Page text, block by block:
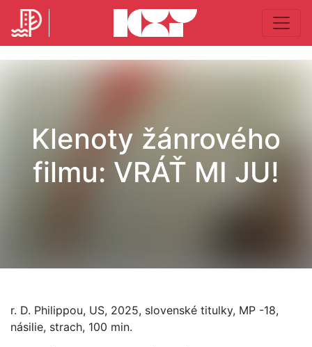
Klenoty žánrového
filmu: VRÁŤ MI JU!
r. D. Philippou, US, 2025, slovenské titulky, MP -18,
násilie, strach, 100 min.